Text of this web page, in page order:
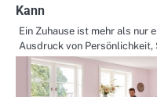
Kann
Ein Zuhause ist mehr als nur
Ausdruck von